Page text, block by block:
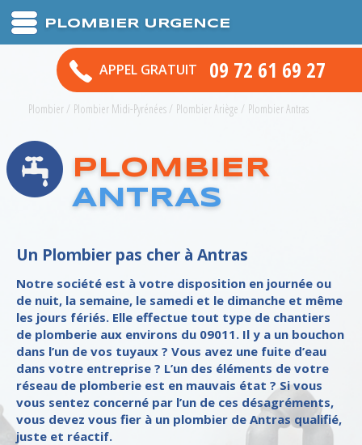
PLOMBIER URGENCE
APPEL GRATUIT 09 72 61 69 27
Plombier/ Plombier Midi-Pyrénées/ Plombier Ariège / Plombier Antras
PLOMBIER
ANTRAS
Un Plombier pas cher à Antras
Notre société est à votre disposition en journée ou
de nuit, la semaine, le samedi et le dimanche et même
les jours fériés. Elle effectue tout type de chantiers
de plomberie aux environs du 09011. Il y a un bouchon
dans l’un de vos tuyaux ? Vous avez une fuite d’eau
dans votre entreprise ? L’un des éléments de votre
réseau de plomberie est en mauvais état ? Si vous
vous sentez concerné par l’un de ces désagréments,
vous devez vous fier à un plombier de Antras qualifié,
juste et réactif.